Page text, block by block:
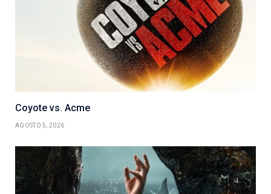
Coyote vs. Acme
AGOSTO 5, 2026